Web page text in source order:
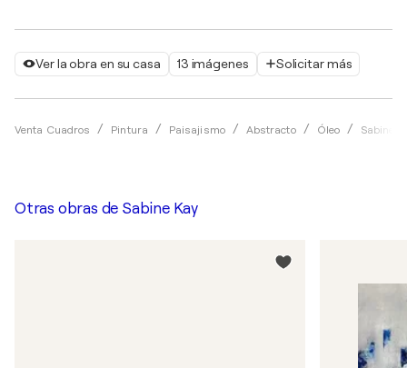
Ver la obra en su casa 13 imágenes Solicitar más
Venta Cuadros Pintura Paisajismo Abstracto Óleo Sabine
Otras obras de Sabine Kay